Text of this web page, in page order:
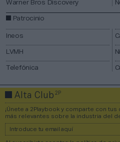
Warner Bros Discovery​
Patrocinio
Ineos
LVMH
Telefónica
Alta Club2P
¡Únete a 2Playbook y comparte con
más relevantes sobre la industria del